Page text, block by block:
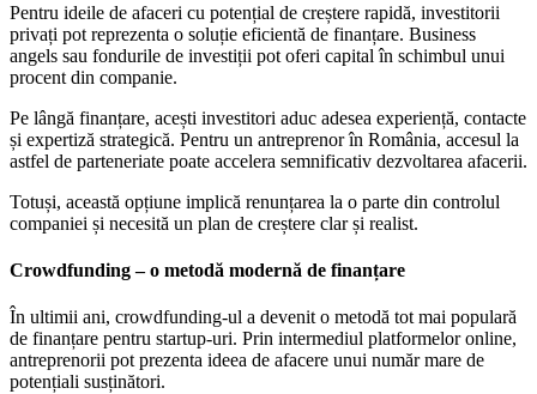
Pentru ideile de afaceri cu potențial de creștere rapidă, investitorii
privați pot reprezenta o soluție eficientă de finanțare. Business
angels sau fondurile de investiții pot oferi capital în schimbul unui
procent din companie.
Pe lângă finanțare, acești investitori aduc adesea experiență, contacte
și expertiză strategică. Pentru un antreprenor în România, accesul la
astfel de parteneriate poate accelera semnificativ dezvoltarea afacerii.
Totuși, această opțiune implică renunțarea la o parte din controlul
companiei și necesită un plan de creștere clar și realist.
Crowdfunding – o metodă modernă de finanțare
În ultimii ani, crowdfunding-ul a devenit o metodă tot mai populară
de finanțare pentru startup-uri. Prin intermediul platformelor online,
antreprenorii pot prezenta ideea de afacere unui număr mare de
potențiali susținători.